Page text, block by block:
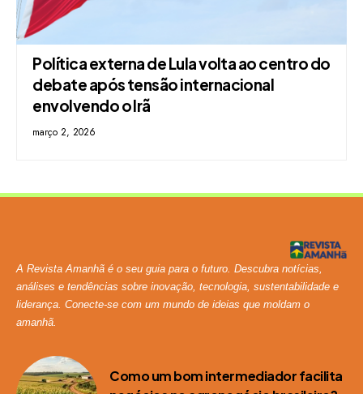
Política externa de Lula volta ao centro do
debate após tensão internacional
envolvendo o Irã
março 2, 2026
A Revista Amanhã é o seu guia para o futuro. Descubra notícias,
análises e tendências sobre inovação, tecnologia, sustentabilidade e
liderança. Conecte-se com um mundo de ideias que moldam o
amanhã.
Como um bom intermediador facilita